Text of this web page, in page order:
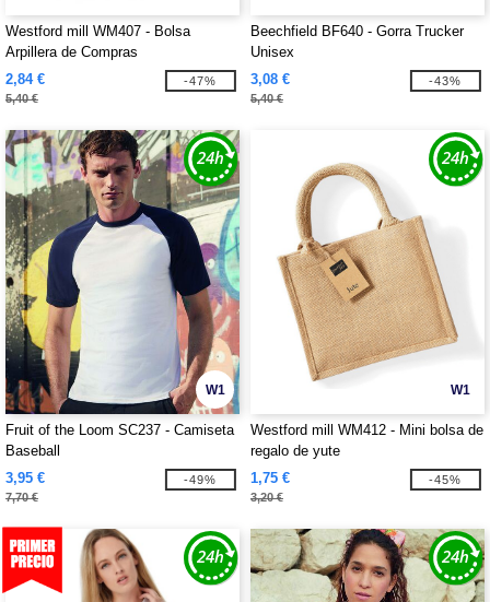
Westford mill WM407 - Bolsa
Arpillera de Compras
2,84 €
5,40 €
-47%
Beechfield BF640 - Gorra Trucker
Unisex
3,08 €
5,40 €
-43%
W1
Fruit of the Loom SC237 - Camiseta
Baseball
3,95 €
7,70 €
-49%
W1
Westford mill WM412 - Mini bolsa de
regalo de yute
1,75 €
3,20 €
-45%